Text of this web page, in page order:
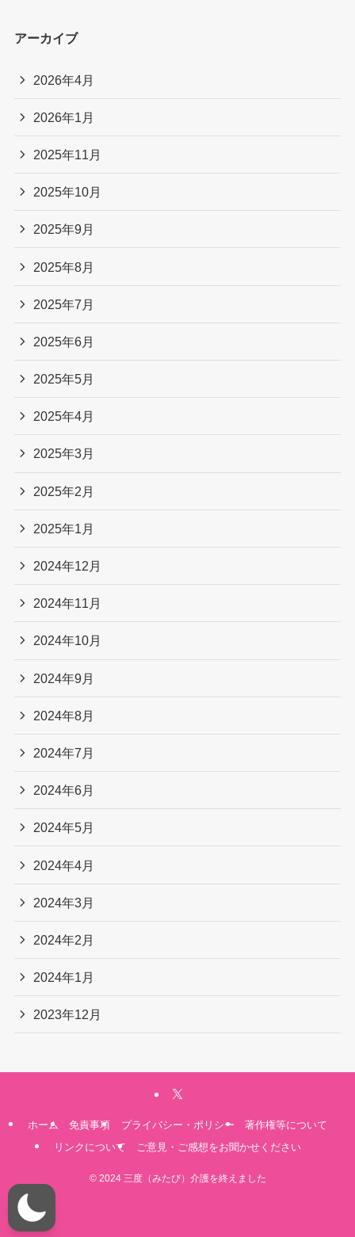
アーカイブ
2026年4月
2026年1月
2025年11月
2025年10月
2025年9月
2025年8月
2025年7月
2025年6月
2025年5月
2025年4月
2025年3月
2025年2月
2025年1月
2024年12月
2024年11月
2024年10月
2024年9月
2024年8月
2024年7月
2024年6月
2024年5月
2024年4月
2024年3月
2024年2月
2024年1月
2023年12月
ホーム 免責事項 プライバシー・ポリシー
著作権等について
リンクについて
ご意見・ご感想をお聞かせください
©2024 三度（みたび）介護を終えました